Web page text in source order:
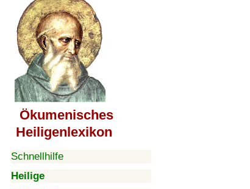
Ökumenisches
Heiligenlexikon
Schnellhilfe
Heilige